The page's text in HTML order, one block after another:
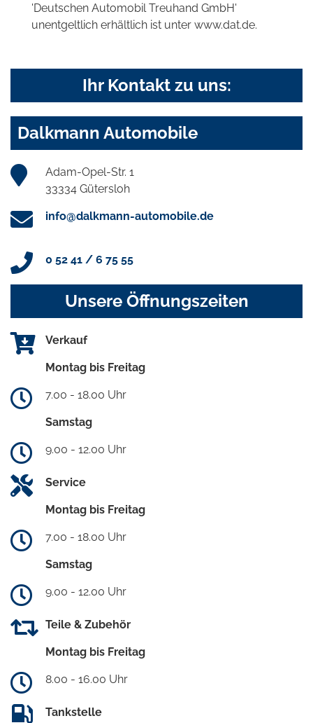
'Deutschen Automobil Treuhand GmbH'
unentgeltlich erhältlich ist unter www.dat.de.
Ihr Kontakt zu uns:
Dalkmann Automobile
Adam-Opel-Str. 1
33334 Gütersloh
info@dalkmann-automobile.de
0 52 41 / 6 75 55
Unsere Öffnungszeiten
Verkauf
Montag bis Freitag
7.00 - 18.00 Uhr
Samstag
9.00 - 12.00 Uhr
Service
Montag bis Freitag
7.00 - 18.00 Uhr
Samstag
9.00 - 12.00 Uhr
Teile & Zubehör
Montag bis Freitag
8.00 - 16.00 Uhr
Tankstelle